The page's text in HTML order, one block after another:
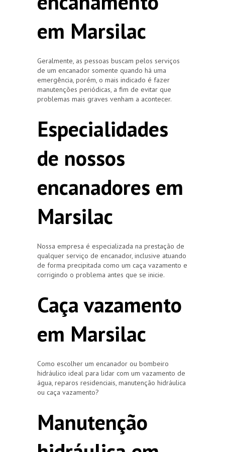
em Marsilac
Geralmente, as pessoas buscam pelos serviços
de um encanador somente quando há uma
emergência, porém, o mais indicado é fazer
manutenções periódicas, a fim de evitar que
problemas mais graves venham a acontecer.
Especialidades
de nossos
encanadores em
Marsilac
Nossa empresa é especializada na prestação de
qualquer serviço de encanador, inclusive atuando
de forma precipitada como um caça vazamento e
corrigindo o problema antes que se inicie.
Caça vazamento
em Marsilac
Como escolher um encanador ou bombeiro
hidráulico ideal para lidar com um vazamento de
água, reparos residenciais, manutenção hidráulica
ou caça vazamento?
Manutenção